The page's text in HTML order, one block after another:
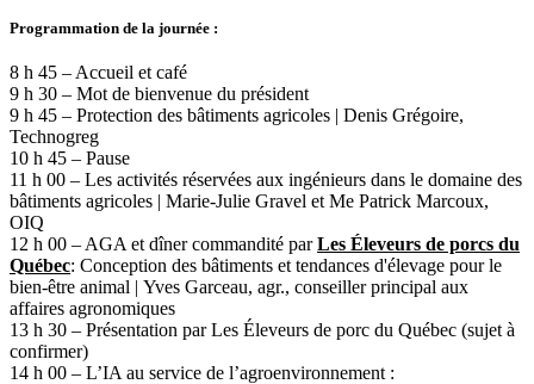
Programmation de la journée :
8 h 45 – Accueil et café
9 h 30 – Mot de bienvenue du président
9 h 45 – Protection des bâtiments agricoles | Denis Grégoire,
Technogreg
10 h 45 – Pause
11 h 00 – Les activités réservées aux ingénieurs dans le domaine des
bâtiments agricoles | Marie-Julie Gravel et Me Patrick Marcoux,
OIQ
12 h 00 – AGA et dîner commandité parLes Éleveurs de porcs du
Québec: Conception des bâtiments et tendances d'élevage pour le
bien-être animal | Yves Garceau, agr., conseiller principal aux
affaires agronomiques
13 h 30 – Présentation par Les Éleveurs de porc du Québec (sujet à
confirmer)
14 h 00 – L’IA au service de l’agroenvironnement :